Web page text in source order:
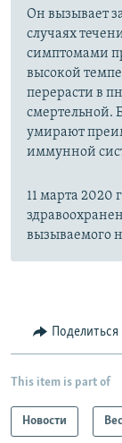
Он вызывает
случаях
симптомами
высокой
перерасти в
смертельной.
умирают
иммунной
11 марта 2020
вызываемого
Поделиться
This item is part of
Новости